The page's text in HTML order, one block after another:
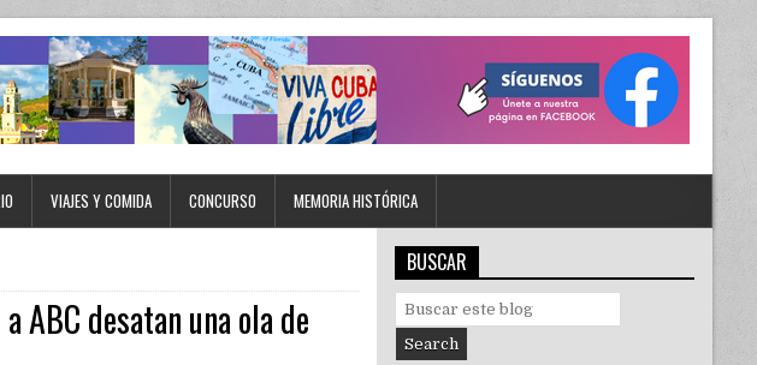
VIAJES Y COMIDA CONCURSO MEMORIA HISTÓRICA
ABC desatan una ola de
BUSCAR
e